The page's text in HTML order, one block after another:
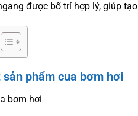
được bố trí hợp lý, giúp
phẩm cua bơm hơi
bơm hơi